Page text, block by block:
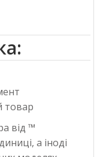
товар
від ™
а іноді